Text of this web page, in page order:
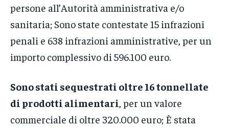
persone all’Autorità amministrativa e/o
sanitaria; Sono state contestate 15 infrazioni
penali e 638 infrazioni amministrative, per un
importo complessivo di 596.100 euro.
Sono stati sequestrati oltre 16 tonnellate
di prodotti alimentari , per un valore
commerciale di oltre 320.000 euro; È stata